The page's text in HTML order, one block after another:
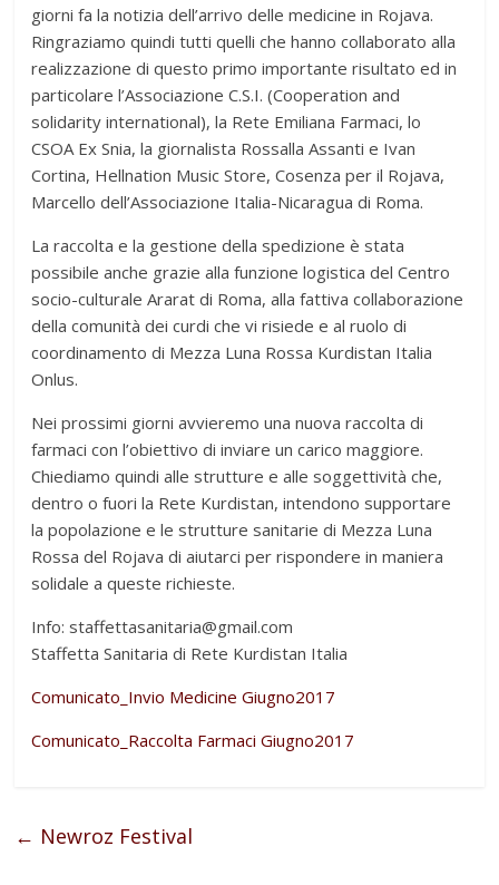
giorni fa la notizia dell’arrivo delle medicine in Rojava.
Ringraziamo quindi tutti quelli che hanno collaborato alla
realizzazione di questo primo importante risultato ed in
particolare l’Associazione C.S.I. (Cooperation and
solidarity international), la Rete Emiliana Farmaci, lo
CSOA Ex Snia, la giornalista Rossalla Assanti e Ivan
Cortina, Hellnation Music Store, Cosenza per il Rojava,
Marcello dell’Associazione Italia-Nicaragua di Roma.
La raccolta e la gestione della spedizione è stata
possibile anche grazie alla funzione logistica del Centro
socio-culturale Ararat di Roma, alla fattiva collaborazione
della comunità dei curdi che vi risiede e al ruolo di
coordinamento di Mezza Luna Rossa Kurdistan Italia
Onlus.
Nei prossimi giorni avvieremo una nuova raccolta di
farmaci con l’obiettivo di inviare un carico maggiore.
Chiediamo quindi alle strutture e alle soggettività che,
dentro o fuori la Rete Kurdistan, intendono supportare
la popolazione e le strutture sanitarie di Mezza Luna
Rossa del Rojava di aiutarci per rispondere in maniera
solidale a queste richieste.
Info: staffettasanitaria@gmail.com
Staffetta Sanitaria di Rete Kurdistan Italia
Comunicato_Invio Medicine Giugno2017
Comunicato_Raccolta Farmaci Giugno2017
← Newroz Festival